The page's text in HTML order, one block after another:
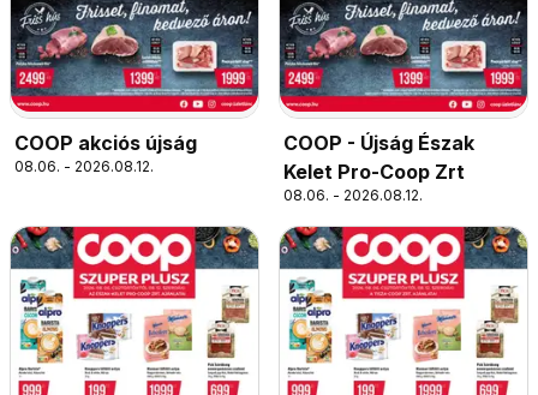
COOP akciós újság
08.06. - 2026.08.12.
COOP - Újság Észak
Kelet Pro-Coop Zrt
08.06. - 2026.08.12.